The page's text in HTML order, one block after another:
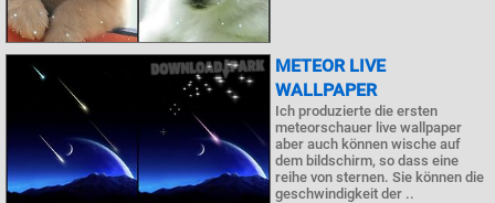
METEOR LIVE
WALLPAPER
Ich produzierte die ersten
meteorschauer live wallpaper
aber auch können wische auf
dem bildschirm, so dass eine
reihe von sternen. Sie können die
geschwindigkeit der ..